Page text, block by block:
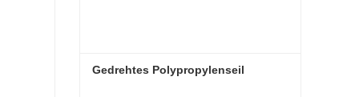
Gedrehtes Polypropylenseil